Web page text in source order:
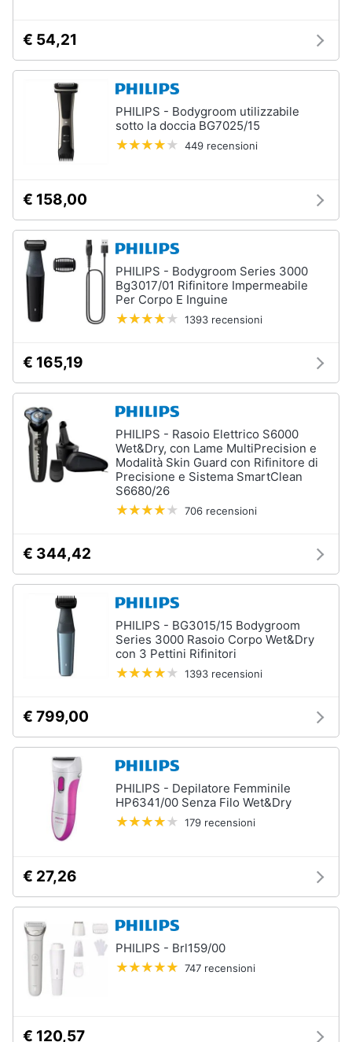
€ 54,21
PHILIPS - Bodygroom utilizzabile
sotto la doccia BG7025/15
449 recensioni
€ 158,00
PHILIPS - Bodygroom Series 3000
Bg3017/01 Rifinitore Impermeabile
Per Corpo E Inguine
1393 recensioni
€ 165,19
PHILIPS - Rasoio Elettrico S6000
Wet&Dry, con Lame MultiPrecision e
Modalità Skin Guard con Rifinitore di
Precisione e Sistema SmartClean
S6680/26
706 recensioni
€ 344,42
PHILIPS - BG3015/15 Bodygroom
Series 3000 Rasoio Corpo Wet&Dry
con 3 Pettini Rifinitori
1393 recensioni
€ 799,00
PHILIPS - Depilatore Femminile
HP6341/00 Senza Filo Wet&Dry
179 recensioni
€ 27,26
PHILIPS - Brl159/00
747 recensioni
€ 120,57